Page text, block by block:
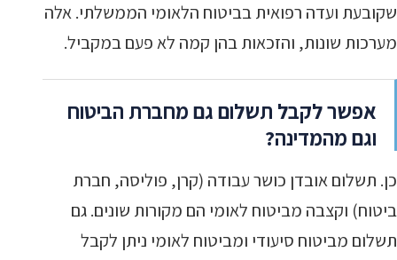
שקובעת ועדה רפואית בביטוח הלאומי הממשלתי. אלה
מערכות שונות, והזכאות בהן קמה לא פעם במקביל.
אפשר לקבל תשלום גם מחברת הביטוח
וגם מהמדינה?
כן. תשלום אובדן כושר עבודה (קרן, פוליסה, חברת
ביטוח) וקצבה מביטוח לאומי הם מקורות שונים. גם
תשלום מביטוח סיעודי ומביטוח לאומי ניתן לקבל